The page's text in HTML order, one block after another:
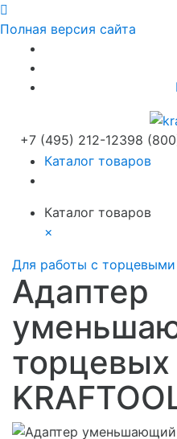
Полная версия сайта
+7 (495) 212-12398
Каталог товаров
Каталог товаров
×
Для работы с торцевыми
Адаптер
торцевых